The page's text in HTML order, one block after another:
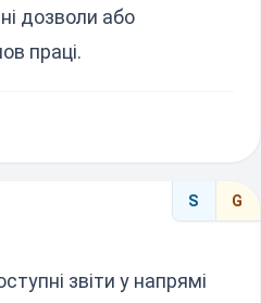
дозволи або
праці.
S G
звіти у напрямі